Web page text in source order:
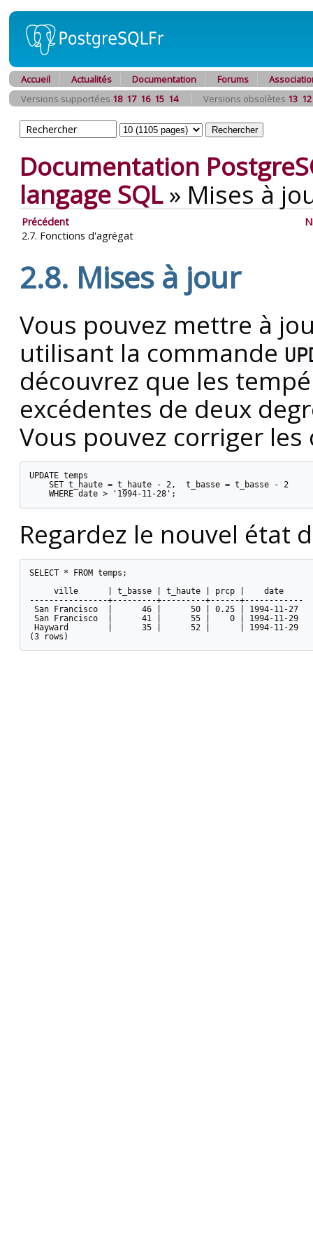
Accueil Actualités Documentation Forums
Versions supportées 18 17 16 15 14 Versions obsolètes 13 12
Documentation
langage SQL» Mises à
Précédent
2.7. Fonctions d'agrégat
2.8. Mises à jour
Vous pouvez mettre à
utilisant la commande
découvrez que les
excédentes de deux
Vous pouvez corriger
UPDATE temps
    SET t_haute = t_haute - 2,  t_basse = t_basse - 2
    WHERE date > '1994-11-28';
Regardez le nouvel état
SELECT * FROM temps;
     ville      | t_basse | t_haute | prcp |    date
----------------+---------+---------+------+------------
San Francisco  |      46 |      50 | 0.25 | 1994-11-27
San Francisco  |      41 |      55 |    0 | 1994-11-29
Hayward        |      35 |      52 |      | 1994-11-29
(3 rows)